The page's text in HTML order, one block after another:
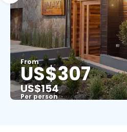
From
US$307
US$154
Per person